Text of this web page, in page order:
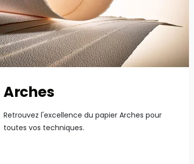
Arches
Retrouvez l'excellence du papier Arches pour
toutes vos techniques.